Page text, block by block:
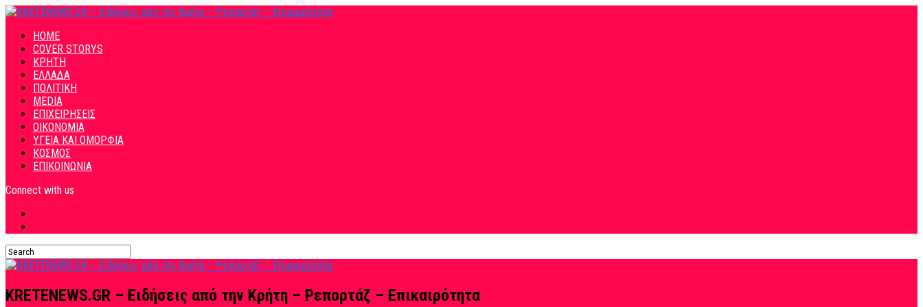
HOME
COVER STORYS
ΚΡΗΤΗ
ΕΛΛΑΔΑ
ΠΟΛΙΤΙΚΗ
MEDIA
ΕΠΙΧΕΙΡΗΣΕΙΣ
ΟΙΚΟΝΟΜΙΑ
ΥΓΕΙΑ ΚΑΙ ΟΜΟΡΦΙΑ
ΚΟΣΜΟΣ
ΕΠΙΚΟΙΝΩΝΙΑ
Connect with us
KRETENEWS.GR – Ειδήσεις από την Κρήτη – Ρεπορτάζ – Επικαιρότητα